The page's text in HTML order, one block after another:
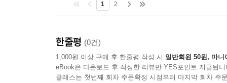
1 2
한줄평 (0건)
1,000원 이상 구매 후 한줄평 작성 시 일반회원 50원, 마니
eBook은 다운로드 후 작성한 리뷰만 YES포인트 지급됩니
클래스는 첫번째 회차 주문확정 시점부터 마지막 회차 주